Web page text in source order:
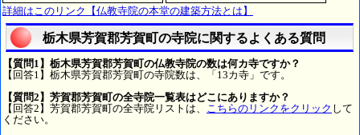
詳細はこのリンク【仏教寺院の本堂の建築方法とは】
栃木県芳賀郡芳賀町の寺院に関するよくある質問
【質問1】栃木県芳賀郡芳賀町の仏教寺院の数は何カ寺ですか？
【回答1】栃木県芳賀郡芳賀町の寺院数は、「13カ寺」です。
【質問2】芳賀郡芳賀町の全寺院一覧表はどこにありますか？
【回答2】芳賀郡芳賀町の全寺院リストは、 こちらのリンクをクリック して
ください。